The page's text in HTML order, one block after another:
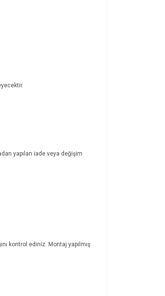
yapılan iade veya değişim
kontrol ediniz. Montaj yapılmış